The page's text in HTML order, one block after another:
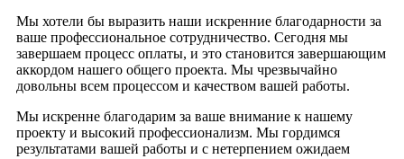
Мы хотели бы выразить наши искренние благодарности за
ваше профессиональное сотрудничество. Сегодня мы
завершаем процесс оплаты, и это становится завершающим
аккордом нашего общего проекта. Мы чрезвычайно
довольны всем процессом и качеством вашей работы.
Мы искренне благодарим за ваше внимание к нашему
проекту и высокий профессионализм. Мы гордимся
результатами вашей работы и с нетерпением ожидаем